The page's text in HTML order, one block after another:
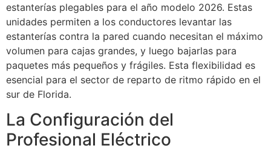
estanterías plegables para el año modelo 2026. Estas
unidades permiten a los conductores levantar las
estanterías contra la pared cuando necesitan el máximo
volumen para cajas grandes, y luego bajarlas para
paquetes más pequeños y frágiles. Esta flexibilidad es
esencial para el sector de reparto de ritmo rápido en el
sur de Florida.
La Configuración del
Profesional Eléctrico